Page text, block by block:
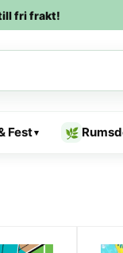
fri frakt!
Fest▾ 🌿